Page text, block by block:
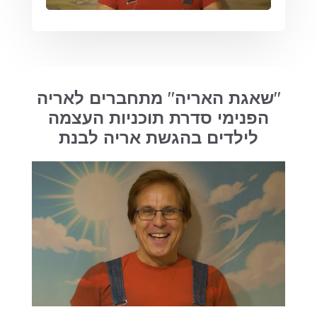
"שאגת האריה" מתחברים לאריה
הפנימי סדרת תוכניות העצמה
לילדים בהגשת אריה לבנת